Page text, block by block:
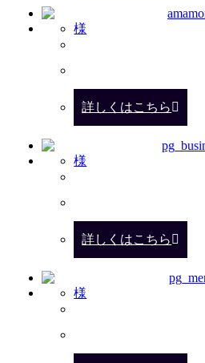
様
詳しくはこちら
様
詳しくはこちら
様